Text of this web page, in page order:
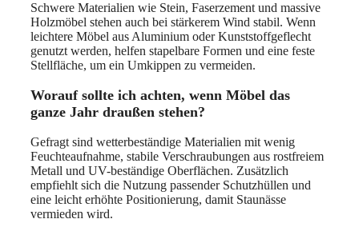
Schwere Materialien wie Stein, Faserzement und massive
Holzmöbel stehen auch bei stärkerem Wind stabil. Wenn
leichtere Möbel aus Aluminium oder Kunststoffgeflecht
genutzt werden, helfen stapelbare Formen und eine feste
Stellfläche, um ein Umkippen zu vermeiden.
Worauf sollte ich achten, wenn Möbel das
ganze Jahr draußen stehen?
Gefragt sind wetterbeständige Materialien mit wenig
Feuchteaufnahme, stabile Verschraubungen aus rostfreiem
Metall und UV-beständige Oberflächen. Zusätzlich
empfiehlt sich die Nutzung passender Schutzhüllen und
eine leicht erhöhte Positionierung, damit Staunässe
vermieden wird.